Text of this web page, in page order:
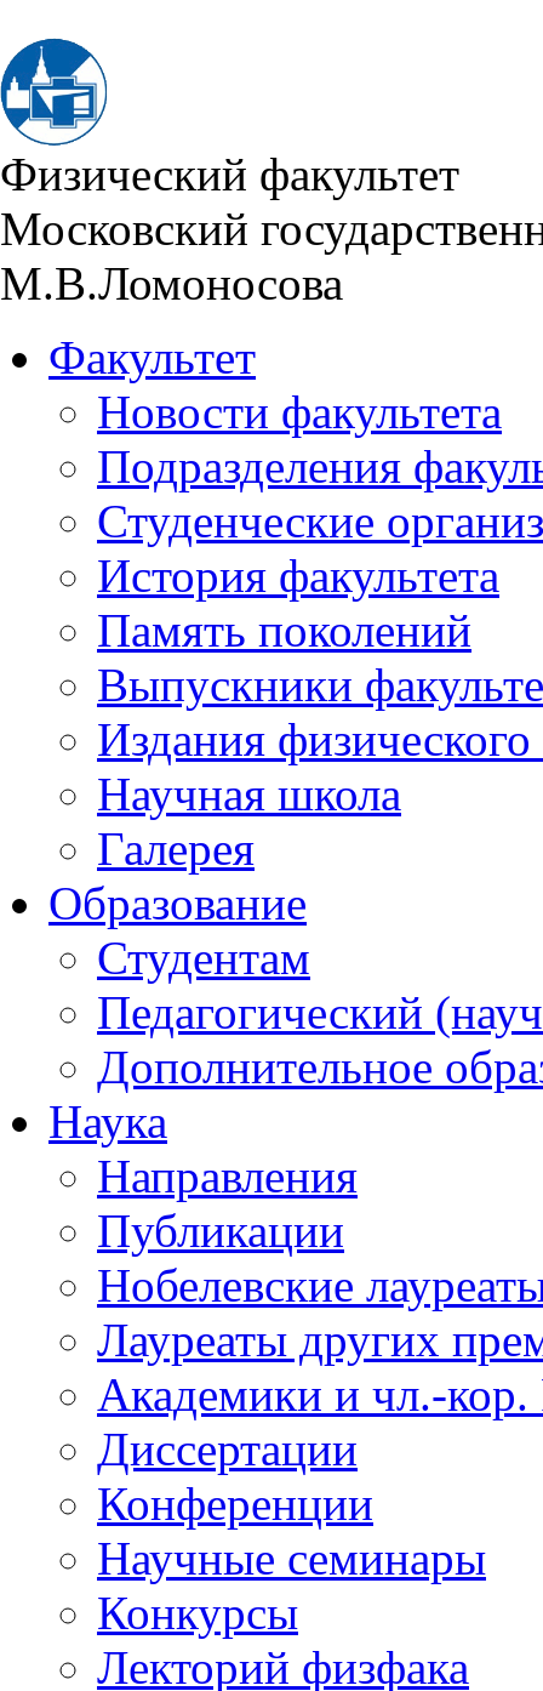
Физический факультет
Московский
М.В.Ломоносова
Факультет
Новости факультета
Подразделения
Студенческие
История факультета
Память поколений
Выпускники
Издания физического
Научная школа
Галерея
Образование
Студентам
Педагогический
Дополнительное
Наука
Направления
Публикации
Нобелевские
Лауреаты других
Академики и чл.-
Диссертации
Конференции
Научные семинары
Конкурсы
Лекторий физфака